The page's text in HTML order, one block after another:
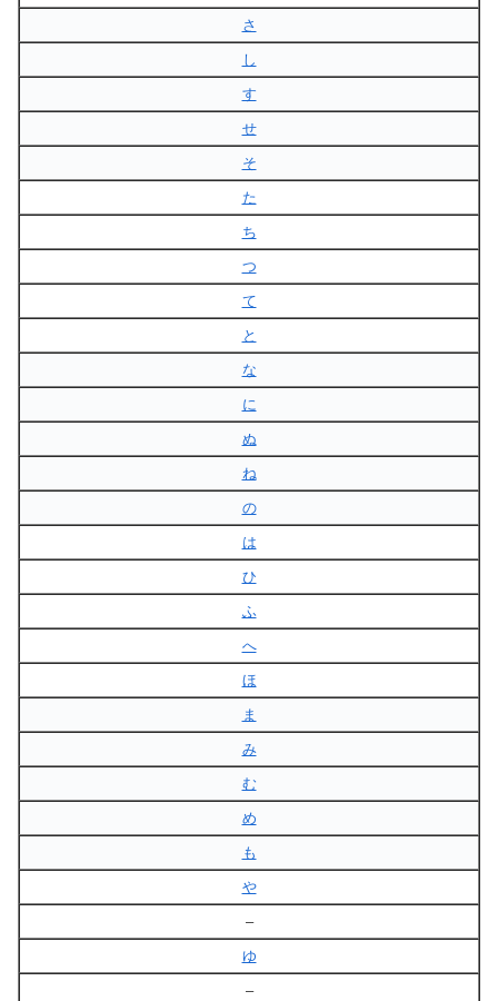
さ
し
す
せ
そ
た
ち
つ
て
と
な
に
ぬ
ね
の
は
ひ
ふ
へ
ほ
ま
み
む
め
も
や
–
ゆ
–